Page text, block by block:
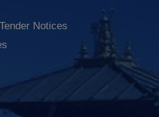
Notices